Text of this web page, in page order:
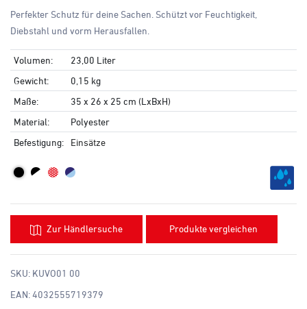
Perfekter Schutz für deine Sachen. Schützt vor Feuchtigkeit,
Diebstahl und vorm Herausfallen.
Volumen:
23,00 Liter
Gewicht:
0,15 kg
Maße:
35 x 26 x 25 cm (LxBxH)
Material:
Polyester
Befestigung:
Einsätze
Zur Händlersuche Produkte vergleichen
SKU: KUVO01 00
EAN:4032555719379